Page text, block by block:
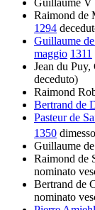
Raimond de
1294
Guillaume
maggio 1311
Jean du Puy,
deceduto)
Raimond
Bertrand de
Pasteur de
1350
Guillaume
Raimond de
nominato
Bertrand de
nominato